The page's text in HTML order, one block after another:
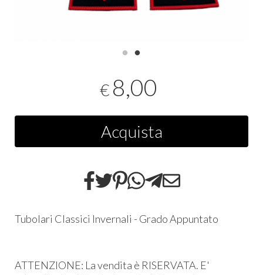
€ 8,00
Acquista
Tubolari Classici Invernali - Grado Appuntato
ATTENZIONE: La vendita è RISERVATA. E'